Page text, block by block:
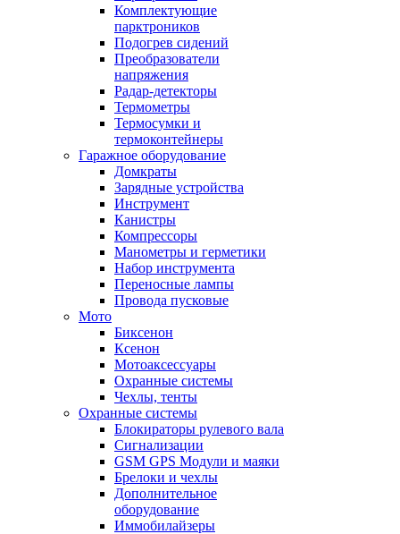
Комплектующие
парктроников
Подогрев сидений
Преобразователи
напряжения
Радар-детекторы
Термометры
Термосумки и
термоконтейнеры
Гаражное оборудование
Домкраты
Зарядные устройства
Инструмент
Канистры
Компрессоры
Манометры и герметики
Набор инструмента
Переносные лампы
Провода пусковые
Мото
Биксенон
Ксенон
Мотоаксессуары
Охранные системы
Чехлы, тенты
Охранные системы
Блокираторы рулевого вала
Сигнализации
GSM GPS Модули и маяки
Брелоки и чехлы
Дополнительное
оборудование
Иммобилайзеры